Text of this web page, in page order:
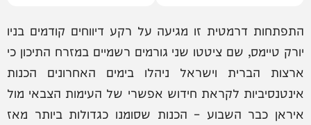
התפתחות דרמטית זו מגיעה על רקע דיווחים קודמים בניו
יורק טיימס, שם ציטטו שני גורמים רשמיים במזרח התיכון כי
ארצות הברית וישראל ניהלו בימים האחרונים הכנות
אינטנסיביות לקראת חידוש אפשרי של העימות הצבאי מול
איראן כבר השבוע – הכנות שסומנו כגדולות ביותר מאז